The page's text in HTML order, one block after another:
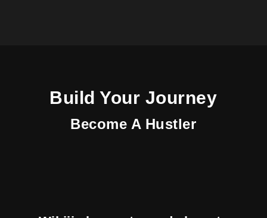
Build Your Journey
Become A Hustler